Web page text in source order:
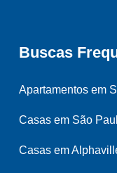
Buscas
Apartamentos em
Casas em São
Casas em